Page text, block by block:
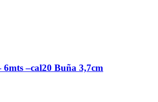
–cal20 Buña 3,7cm